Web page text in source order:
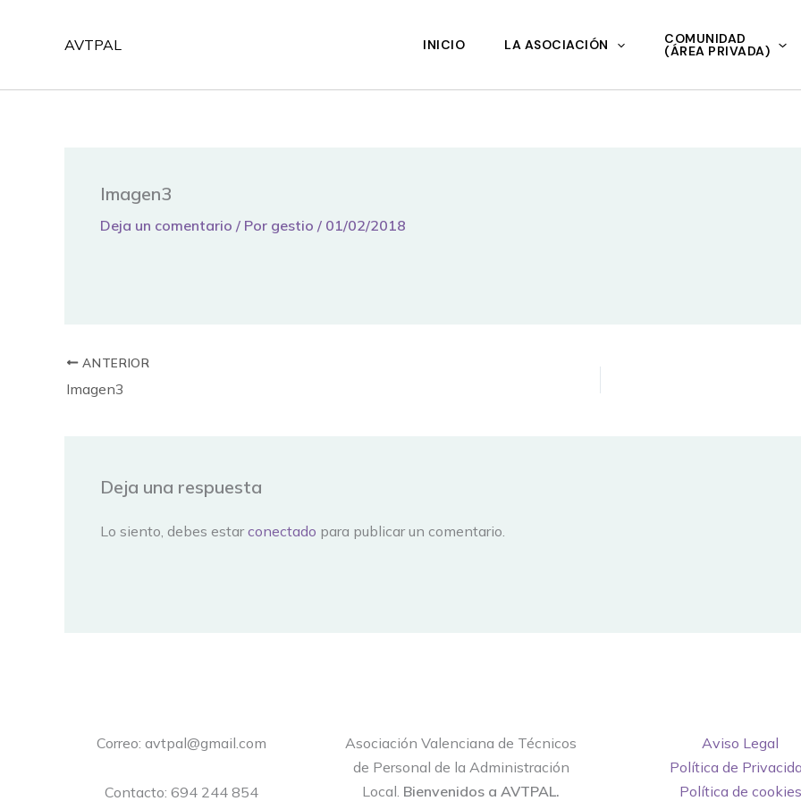
AVTPAL INICIO LA ASOCIACIÓN COMUNIDAD
(ÁREA PRIVADA)
Imagen3
Deja un comentario / Por gestio / 01/02/2018
ANTERIOR
Imagen3
Deja una respuesta
Lo siento, debes estarconectado para publicar un comentario.
Correo: avtpal@gmail.com
Contacto: 694 244 854
Asociación Valenciana de Técnicos
de Personal de la Administración
Local. Bienvenidos a AVTPAL.
Aviso Legal
Política de
Política de cookies